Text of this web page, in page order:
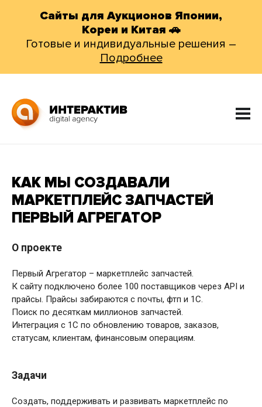
Сайты для Аукционов Японии,
Кореи и Китая 🚗
Готовые и индивидуальные решения –
Подробнее
КАК МЫ СОЗДАВАЛИ
МАРКЕТПЛЕЙС ЗАПЧАСТЕЙ
ПЕРВЫЙ АГРЕГАТОР
О проекте
Первый Агрегатор – маркетплейс запчастей.
К сайту подключено более 100 поставщиков через API и
прайсы. Прайсы забираются с почты, фтп и 1С.
Поиск по десяткам миллионов запчастей.
Интеграция с 1С по обновлению товаров, заказов,
статусам, клиентам, финансовым операциям.
Задачи
Создать, поддерживать и развивать маркетплейс по